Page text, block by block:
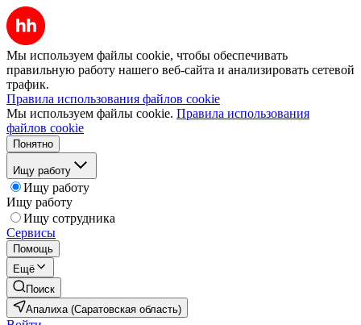
Мы используем файлы cookie, чтобы обеспечивать
правильную работу нашего веб-сайта и анализировать сетевой
трафик.
Правила использования файлов cookie
Мы используем файлы cookie. Правила использования
файлов cookie
Понятно
Ищу работу
Ищу работу
Ищу работу
Ищу сотрудника
Сервисы
Помощь
Ещё
Поиск
Апалиха (Саратовская область)